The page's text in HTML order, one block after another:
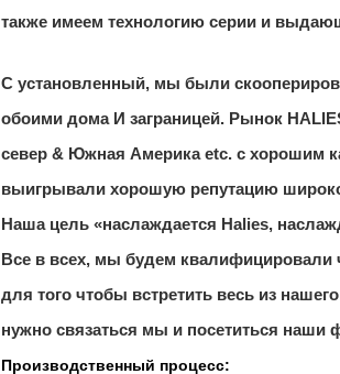
также имеем технологию серии и
С установленный, мы были
обоими дома И заграницей. Рынок
север & Южная Америка etc. с хорошим
выигрывали хорошую репутацию
Наша цель «наслаждается Halies,
Все в всех, мы будем квалифицировали
для того чтобы встретить весь из
нужно связаться мы и посетиться наши
Производственный процесс: